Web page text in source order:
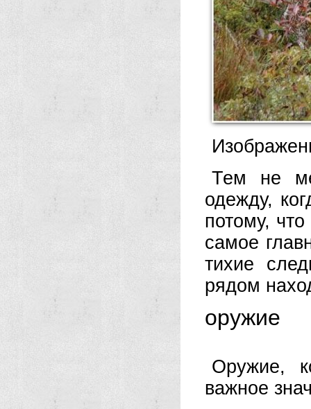
Тем не
одежду,
потому,
самое
тихие
рядом
оружие
Оружие,
важное